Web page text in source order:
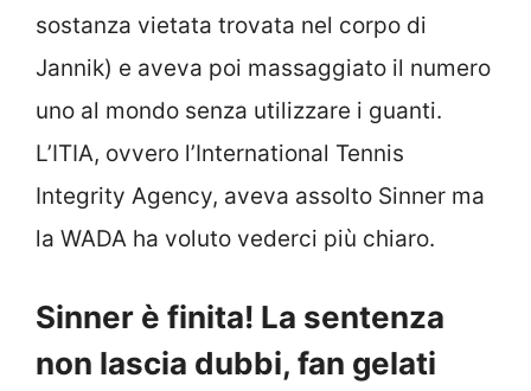
sostanza vietata trovata nel corpo di
Jannik) e aveva poi massaggiato il numero
uno al mondo senza utilizzare i guanti.
L’ITIA, ovvero l’International Tennis
Integrity Agency, aveva assolto Sinner ma
la WADA ha voluto vederci più chiaro.
Sinner è finita! La sentenza
non lascia dubbi, fan gelati